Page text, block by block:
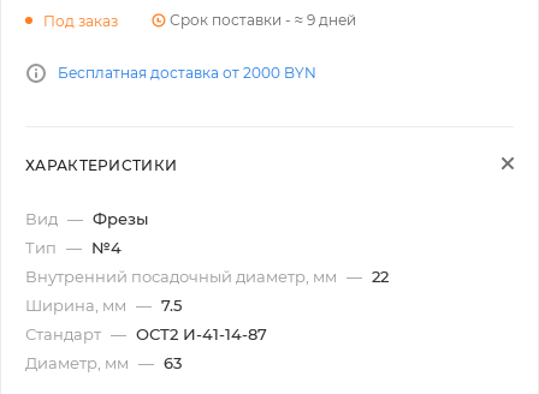
Под заказ Срок поставки - ≈ 9 дней
Бесплатная доставка от 2000 BYN
ХАРАКТЕРИСТИКИ
Вид — Фрезы
Тип — №4
Внутренний посадочный диаметр, мм — 22
Ширина, мм — 7.5
Стандарт — ОСТ2 И-41-14-87
Диаметр, мм — 63